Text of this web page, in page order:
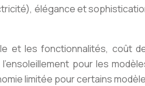
élégance et
et les fonctionnalités, coût
pour les
limitée pour certains